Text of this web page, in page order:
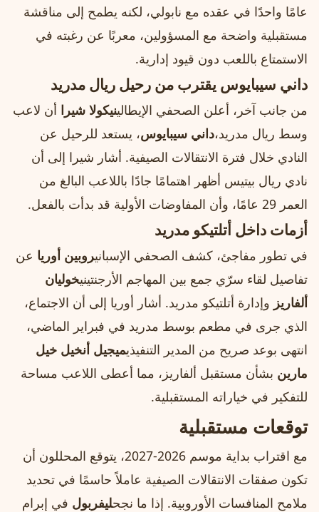
عامًا واحدًا في عقده مع نابولي، لكنه يطمح إلى مناقشة
مستقبلية واضحة مع المسؤولين، معربًا عن رغبته في
الاستمتاع باللعب دون قيود إدارية.
داني سيبايوس يقترب من رحيل ريال مدريد
من جانب آخر، أعلن الصحفي الإيطالينيكولا شيرا أن لاعب
وسط ريال مدريد،داني سيبايوس، يستعد للرحيل عن
النادي خلال فترة الانتقالات الصيفية. أشار شيرا إلى أن
نادي ريال بيتيس أظهر اهتمامًا جادًا باللاعب البالغ من
العمر 29 عامًا، وأن المفاوضات الأولية قد بدأت بالفعل.
أزمات داخل أتلتيكو مدريد
في تطور مفاجئ، كشف الصحفي الإسبانيروبين أوريا عن
تفاصيل لقاء سرّي جمع بين المهاجم الأرجنتينيخوليان
ألفاريز وإدارة أتلتيكو مدريد. أشار أوريا إلى أن الاجتماع،
الذي جرى في مطعم بوسط مدريد في فبراير الماضي،
انتهى بوعد صريح من المدير التنفيذيميجيل أنخيل خيل
مارين بشأن مستقبل ألفاريز، مما أعطى اللاعب مساحة
للتفكير في خياراته المستقبلية.
توقعات مستقبلية
مع اقتراب بداية موسم 2026‑2027، يتوقع المحللون أن
تكون صفقات الانتقالات الصيفية عاملاً حاسمًا في تحديد
ملامح المنافسات الأوروبية. إذا ما نجحليفربول في إبرام